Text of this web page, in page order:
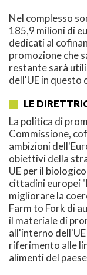
Nel complesso
185,9 milioni di
dedicati al
promozione che
restante sarà
dell'UE in questo
LE
La politica di
Commissione,
ambizioni
obiettivi della
UE per il
cittadini europei
migliorare la
Farm to Fork di
il materiale di
all'interno
riferimento alle
alimenti del